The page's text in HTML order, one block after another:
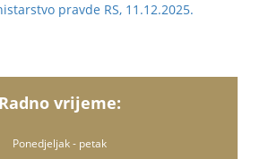
pravde RS, 11.12.2025.
Radno vrijeme:
Ponedjeljak - petak